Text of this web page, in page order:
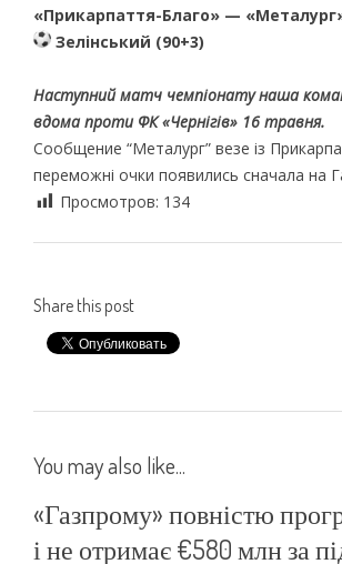
«Прикарпаття-Благо» —
Зелінський (90+3)
Наступний матч чемпіонату наша
вдома проти ФК «Чернігів» 16 травня.
Сообщение “Металург” везе із
переможні очки появились сначала на
Просмотров: 134
Share this post
You may also like...
«Газпрому» повністю
і не отримає €580 млн за